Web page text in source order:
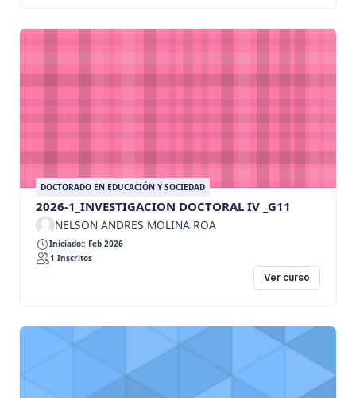
DOCTORADO EN EDUCACIÓN Y SOCIEDAD
2026-1_INVESTIGACION DOCTORAL IV _G11
NELSON ANDRES MOLINA ROA
Iniciado:: Feb 2026
1 Inscritos
Ver curso